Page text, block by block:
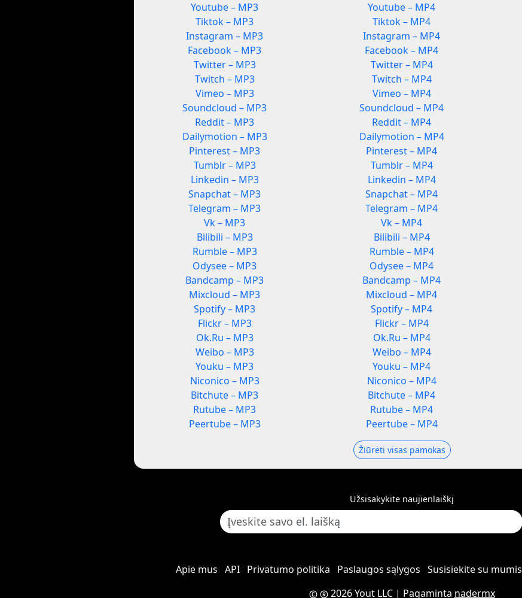
Youtube – MP3
Tiktok – MP3
Instagram – MP3
Facebook – MP3
Twitter – MP3
Twitch – MP3
Vimeo – MP3
Soundcloud – MP3
Reddit – MP3
Dailymotion – MP3
Pinterest – MP3
Tumblr – MP3
Linkedin – MP3
Snapchat – MP3
Telegram – MP3
Vk – MP3
Bilibili – MP3
Rumble – MP3
Odysee – MP3
Bandcamp – MP3
Mixcloud – MP3
Spotify – MP3
Flickr – MP3
Ok.Ru – MP3
Weibo – MP3
Youku – MP3
Niconico – MP3
Bitchute – MP3
Rutube – MP3
Peertube – MP3
Youtube – MP4
Tiktok – MP4
Instagram – MP4
Facebook – MP4
Twitter – MP4
Twitch – MP4
Vimeo – MP4
Soundcloud – MP4
Reddit – MP4
Dailymotion – MP4
Pinterest – MP4
Tumblr – MP4
Linkedin – MP4
Snapchat – MP4
Telegram – MP4
Vk – MP4
Bilibili – MP4
Rumble – MP4
Odysee – MP4
Bandcamp – MP4
Mixcloud – MP4
Spotify – MP4
Flickr – MP4
Ok.Ru – MP4
Weibo – MP4
Youku – MP4
Niconico – MP4
Bitchute – MP4
Rutube – MP4
Peertube – MP4
Žiūrėti visas pamokas
Užsisakykite naujienlaiškį
Apie mus API Privatumo politika Paslaugos sąlygos Susisiekite su mumis
2026 Yout LLC| Pagaminta nadermx